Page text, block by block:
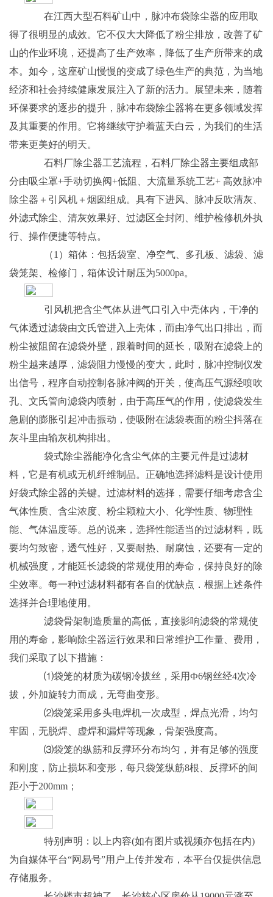
在江西大型石料矿山中，脉冲布袋除尘器的应用取
得了很明显的成效。它不仅大大降低了粉尘排放，改善了矿
山的作业环境，还提高了生产效率，降低了生产所带来的成
本。如今，这座矿山慢慢的变成了绿色生产的典范，为当地
经济和社会持续健康发展注入了新的活力。展望未来，随着
环保要求的逐步的提升，脉冲布袋除尘器将在更多领域发挥
及其重要的作用。它将继续守护着蓝天白云，为我们的生活
带来更美好的明天。
石料厂除尘器工艺流程，石料厂除尘器主要组成部
分由吸尘罩+手动切换阀+低阻、大流量系统工艺+ 高效脉冲
除尘器＋引风机＋烟囱组成。具有下进风、脉冲反吹清灰、
外滤式除尘、清灰效果好、过滤区全封闭、维护检修机外执
行、操作便捷等特点。
（1）箱体：包括袋室、净空气、多孔板、滤袋、滤
袋笼架、检修门，箱体设计耐压为5000pa。
引风机把含尘气体从进气口引入中壳体内，干净的
气体透过滤袋由文氏管进入上壳体，而由净气出口排出，而
粉尘被阻留在滤袋外壁，跟着时间的延长，吸附在滤袋上的
粉尘越来越厚，滤袋阻力慢慢的变大，此时，脉冲控制仪发
出信号，程序自动控制各脉冲阀的开关，使高压气源经喷吹
孔、文氏管向滤袋内喷射，由于高压气的作用，使滤袋发生
急剧的膨胀引起冲击振动，使吸附在滤袋表面的粉尘抖落在
灰斗里由输灰机构排出。
袋式除尘器能净化含尘气体的主要元件是过滤材
料，它是有机或无机纤维制品。正确地选择滤料是设计使用
好袋式除尘器的关键。过滤材料的选择，需要仔细考虑含尘
气体性质、含尘浓度、粉尘颗粒大小、化学性质、物理性
能、气体温度等。总的说来，选择性能适当的过滤材料，既
要均匀致密，透气性好，又要耐热、耐腐蚀，还要有一定的
机械强度，才能延长滤袋的常规使用的寿命，保持良好的除
尘效率。每一种过滤材料都有各自的优缺点．根据上述条件
选择并合理地使用。
滤袋骨架制造质量的高低，直接影响滤袋的常规使
用的寿命，影响除尘器运行效果和日常维护工作量、费用，
我们采取了以下措施：
⑴袋笼的材质为碳钢冷拔丝，采用Ф6钢丝经4次冷
拔，外加旋转力而成，无弯曲变形。
⑵袋笼采用多头电焊机一次成型，焊点光滑，均匀
牢固，无脱焊、虚焊和漏焊等现象，骨架强度高。
⑶袋笼的纵筋和反撑环分布均匀，并有足够的强度
和刚度，防止损坏和变形，每只袋笼纵筋8根、反撑环的间
距小于200mm；
特别声明：以上内容(如有图片或视频亦包括在内)
为自媒体平台“网易号”用户上传并发布，本平台仅提供信息
存储服务。